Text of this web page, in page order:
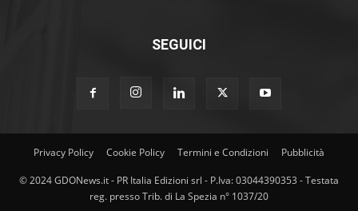
SEGUICI
Privacy Policy Cookie Policy Termini e Condizioni Pubblicità
© 2024 GDONews.it - PR Italia Edizioni srl - P.Iva: 03044390353 - Testata
reg. presso Trib. di La Spezia n° 1037/20